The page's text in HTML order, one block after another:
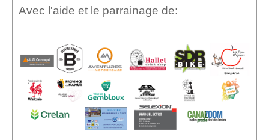
Avec l'aide et le parrainage de: